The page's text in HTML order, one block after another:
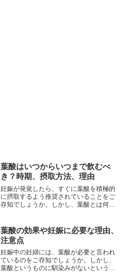
葉酸はいつからいつまで飲むべ
き？時期、摂取方法、理由
妊娠が発覚したら、すぐに葉酸を積極的
に摂取するよう推奨されていることをご
存知でしょうか。しかし、葉酸とは何
か、わからないことだらけという方も多
いと思います。そこで、葉酸...
葉酸の効果や妊娠に必要な理由、
注意点
妊娠中の妊婦には、葉酸が必要と言われ
ているのをご存知でしょうか。しかし、
葉酸というものに馴染みがないという方